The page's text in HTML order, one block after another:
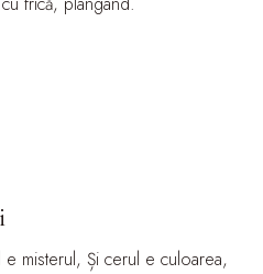
e misterul, Și cerul e culoarea,